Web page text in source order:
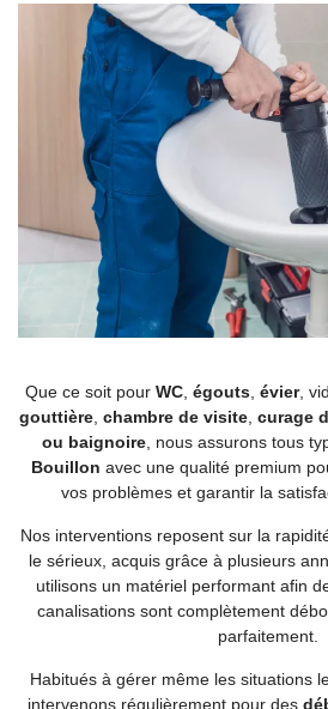
Que ce soit pour WC, égouts, évier,
gouttière, chambre de visite, curage
ou baignoire, nous assurons tous
Bouillon avec une qualité premium
vos problèmes et garantir la
Nos interventions reposent sur la
le sérieux, acquis grâce à plusieurs
utilisons un matériel performant afin
canalisations sont complètement
parfaitement.
Habitués à gérer même les situations
intervenons régulièrement pour des